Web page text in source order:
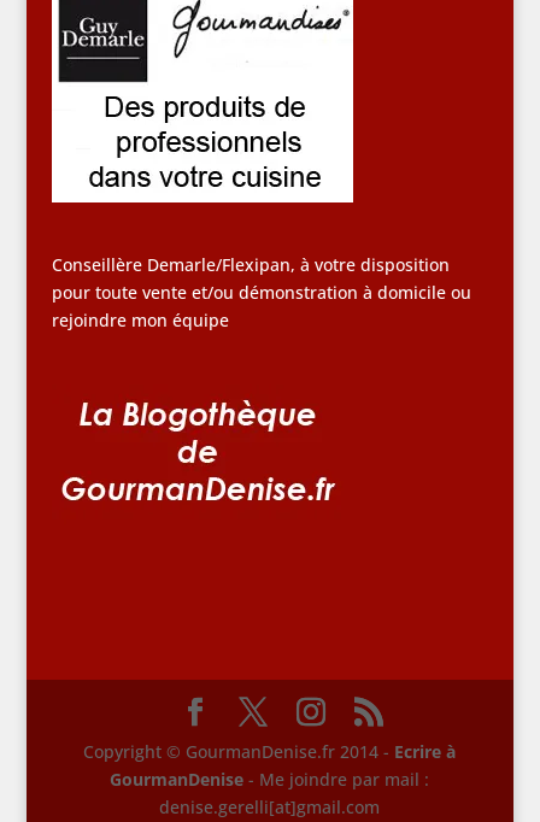
Conseillère Demarle/Flexipan, à votre disposition
pour toute vente et/ou démonstration à domicile ou
rejoindre mon équipe
Copyright © GourmanDenise.fr 2014 - Ecrire à
GourmanDenise- Me joindre par mail :
denise.gerelli[at]gmail.com